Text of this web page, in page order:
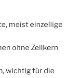
meist einzellige
ohne Zellkern
wichtig für die